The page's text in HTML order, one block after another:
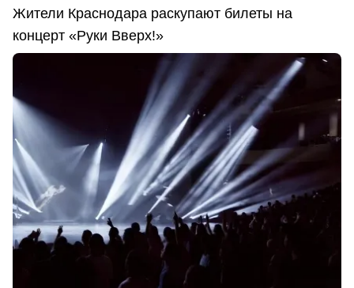
Жители Краснодара раскупают билеты на
концерт «Руки Вверх!»